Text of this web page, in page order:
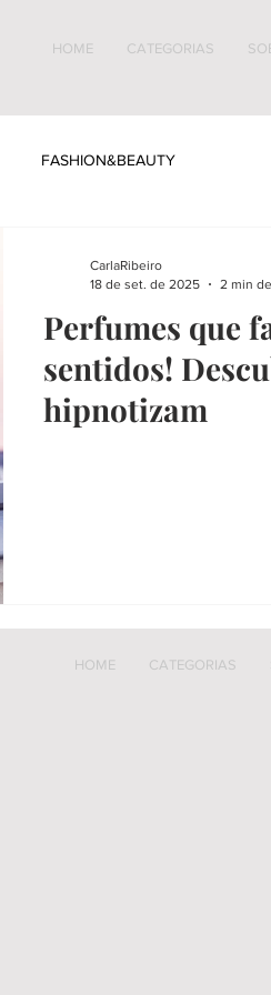
HOME CATEGORIAS
FASHION&BEAUTY
Perfumes que
sentidos!
hipnotizam
CarlaRibeiro
18 de set. de 2025
2 min
HOME CATEGORIAS